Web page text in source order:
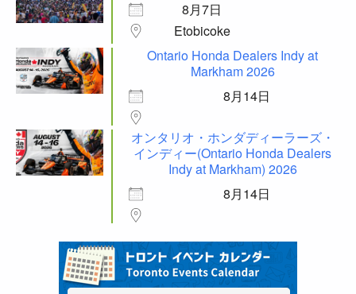
8月7日
Etobicoke
Ontario Honda Dealers Indy at
Markham 2026
8月14日
オンタリオ・ホンダディーラーズ・
インディー(Ontario Honda Dealers
Indy at Markham) 2026
8月14日